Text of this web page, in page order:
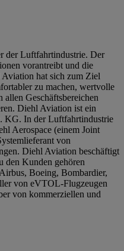
der Luftfahrtindustrie. Der
vorantreibt und die
hat sich zum Ziel
zu machen, wertvolle
allen Geschäftsbereichen
Diehl Aviation ist ein
KG. In der Luftfahrtindustrie
Aerospace (einem Joint
von
Diehl Aviation beschäftigt
den Kunden gehören
Boeing, Bombardier,
von eVTOL-Flugzeugen
von kommerziellen und